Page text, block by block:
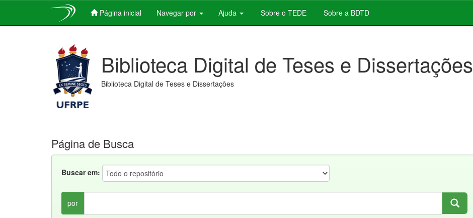
Página inicial Navegar por Ajuda Sobre o TEDE Sobre a BDTD
Biblioteca Digital de Teses e Dissertações
Biblioteca Digital de Teses e Dissertações
Página de Busca
Buscar em:
por